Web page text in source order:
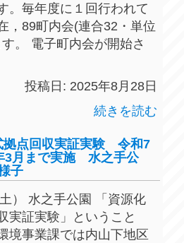
。毎年度に１回行われて
，89町内会(連合32・単位
。 電子町内会が開始さ
投稿日: 2025年8月28日
続きを読む
拠点回収実証実験 令和7
3月まで実施 水之手公
子
） 水之手公園 「資源化
実証実験」ということ
境事業課では内山下地区